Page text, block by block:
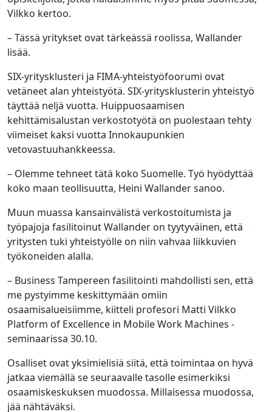
Vilkko kertoo.
– Tässä yritykset ovat tärkeässä roolissa, Wallander
lisää.
SIX-yritysklusteri ja FIMA-yhteistyöfoorumi ovat
vetäneet alan yhteistyötä. SIX-yritysklusterin yhteistyö
täyttää neljä vuotta. Huippuosaamisen
kehittämisalustan verkostotyötä on puolestaan tehty
viimeiset kaksi vuotta Innokaupunkien
vetovastuuhankkeessa.
– Olemme tehneet tätä koko Suomelle. Työ hyödyttää
koko maan teollisuutta, Heini Wallander sanoo.
Muun muassa kansainvälistä verkostoitumista ja
työpajoja fasilitoinut Wallander on tyytyväinen, että
yritysten tuki yhteistyölle on niin vahvaa liikkuvien
työkoneiden alalla.
– Business Tampereen fasilitointi mahdollisti sen, että
me pystyimme keskittymään omiin
osaamisalueisiimme, kiitteli profesori Matti Vilkko
Platform of Excellence in Mobile Work Machines -
seminaarissa 30.10.
Osalliset ovat yksimielisiä siitä, että toimintaa on hyvä
jatkaa viemällä se seuraavalle tasolle esimerkiksi
osaamiskeskuksen muodossa. Millaisessa muodossa,
jää nähtäväksi.